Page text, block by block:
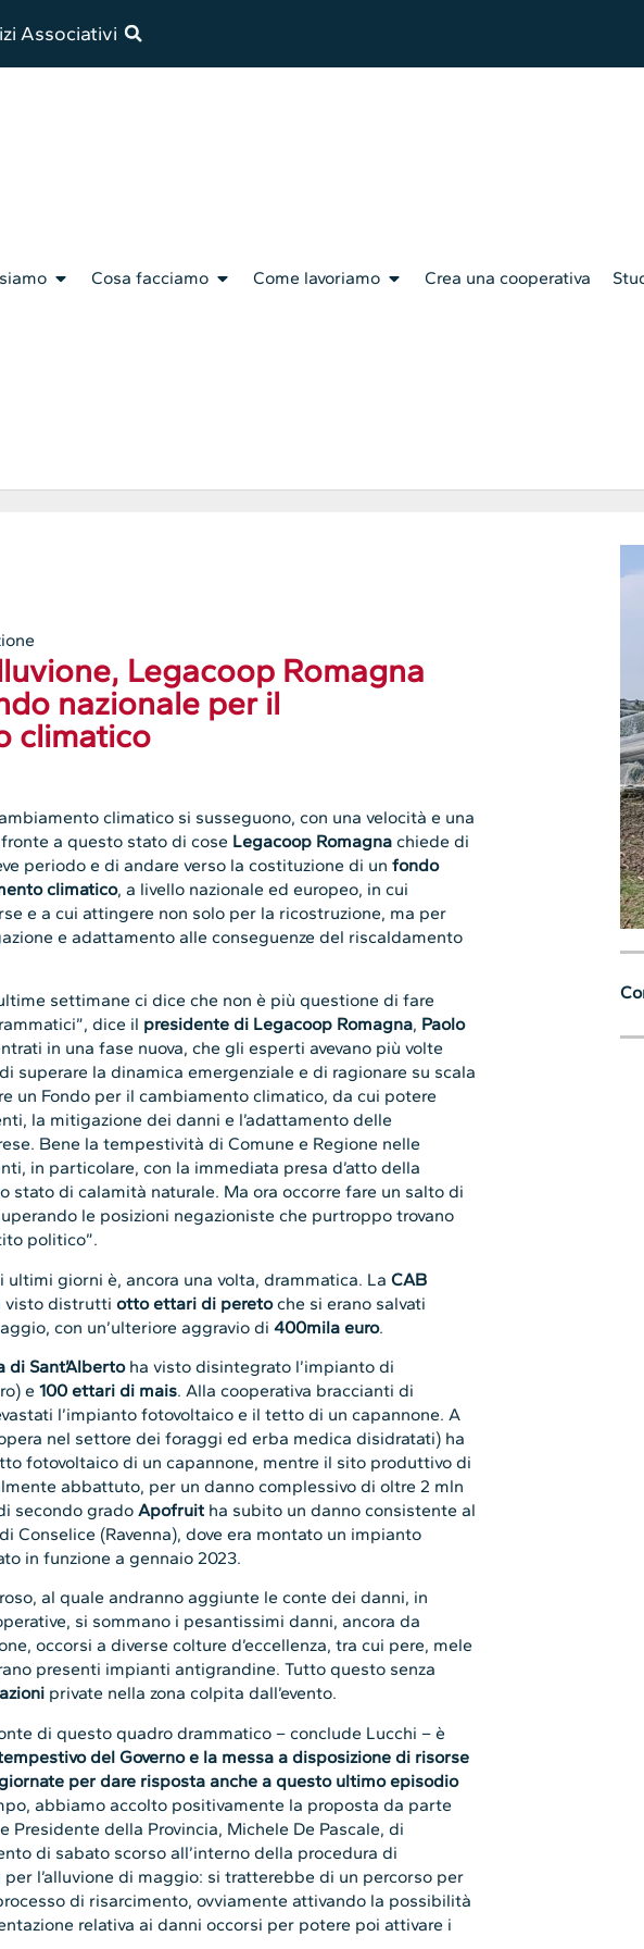
Associativi
Cosa facciamo Come lavoriamo Crea una cooperativa
Legacoop Romagna
nazionale per il
climatico
climatico si susseguono, con una velocità e una
a questo stato di cose Legacoop Romagna chiede di
periodo e di andare verso la costituzione di unfondo
climatico, a livello nazionale ed europeo, in cui
e a cui attingere non solo per la ricostruzione, ma per
e adattamento alle conseguenze del riscaldamento
settimane ci dice che non è più questione di fare
dice il presidente di Legacoop Romagna, Paolo
in una fase nuova, che gli esperti avevano più volte
superare la dinamica emergenziale e di ragionare su scala
un Fondo per il cambiamento climatico, da cui potere
la mitigazione dei danni e l’adattamento delle
Bene la tempestività di Comune e Regione nelle
in particolare, con la immediata presa d’atto della
stato di calamità naturale. Ma ora occorre fare un salto di
le posizioni negazioniste che purtroppo trovano
politico”.
ultimi giorni è, ancora una volta, drammatica. LaCAB
visto distruttiotto ettari di peretoche si erano salvati
con un’ulteriore aggravio di400mila euro.
di Sant’Albertoha visto disintegrato l’impianto di
e100 ettari di mais. Alla cooperativa braccianti di
l’impianto fotovoltaico e il tetto di un capannone. A
nel settore dei foraggi ed erba medica disidratati) ha
fotovoltaico di un capannone, mentre il sito produttivo di
abbattuto, per un danno complessivo di oltre 2 mln
secondo gradoApofruit ha subito un danno consistente al
Conselice (Ravenna), dove era montato un impianto
in funzione a gennaio 2023.
al quale andranno aggiunte le conte dei danni, in
si sommano i pesantissimi danni, ancora da
occorsi a diverse colture d’eccellenza, tra cui pere, mele
presenti impianti antigrandine. Tutto questo senza
private nella zona colpita dall’evento.
di questo quadro drammatico – conclude Lucchi – è
del Governo e la messa a disposizione di risorse
per dare risposta anche a questo ultimo episodio
abbiamo accolto positivamente la proposta da parte
Presidente della Provincia, Michele De Pascale, di
di sabato scorso all’interno della procedura di
l’alluvione di maggio: si tratterebbe di un percorso per
di risarcimento, ovviamente attivando la possibilità
relativa ai danni occorsi per potere poi attivare i